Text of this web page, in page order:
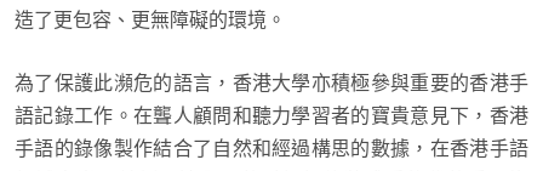
造了更包容、更無障礙的環境。
為了保護此瀕危的語言，香港大學亦積極參與重要的香港手
語記錄工作。在聾人顧問和聽力學習者的寶貴意見下，香港
手語的錄像製作結合了自然和經過構思的數據，在香港手語